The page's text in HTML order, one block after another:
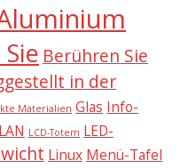
Berühren Sie
in der
Materialien Glas Info-
LAN LCD-Totem LED-
Linux Menü-Tafel